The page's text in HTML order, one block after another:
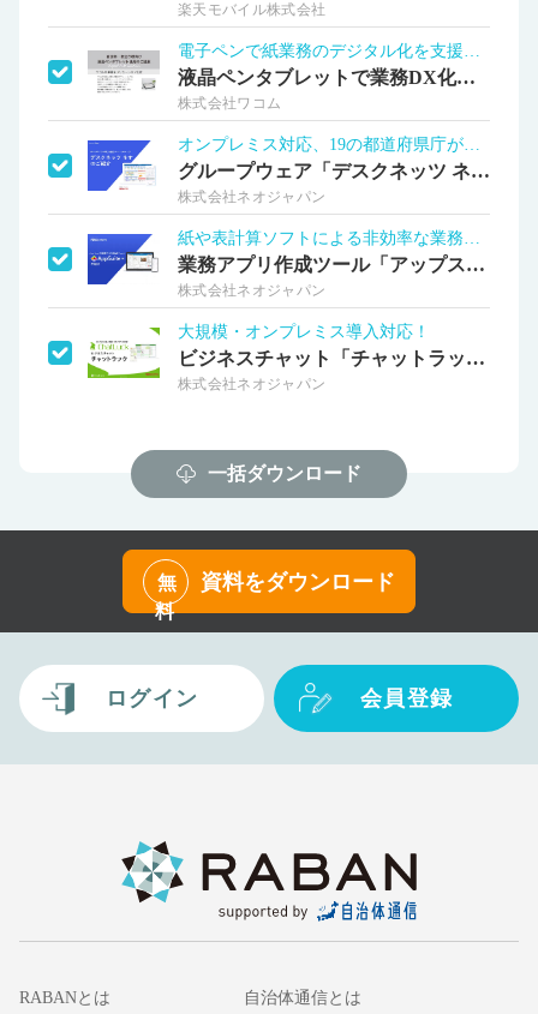
楽天モバイル株式会社
電子ペンで紙業務のデジタル化を支援します
液晶ペンタブレットで業務DX化導入事例
株式会社ワコム
オンプレミス対応、19の都道府県庁が導入
グループウェア「デスクネッツ ネオ」
株式会社ネオジャパン
紙や表計算ソフトによる非効率な業務を改善
業務アプリ作成ツール「アップスイート」
株式会社ネオジャパン
大規模・オンプレミス導入対応！
ビジネスチャット「チャットラック」
株式会社ネオジャパン
一括ダウンロード
無
料
資料をダウンロード
ログイン 会員登録
RABANとは 自治体通信とは